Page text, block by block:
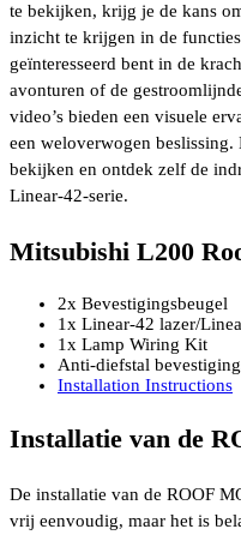
te bekijken, krijg je de kans
inzicht te krijgen in de
geïnteresseerd bent in de
avonturen of de
video’s bieden een visuele
een weloverwogen
bekijken en ontdek zelf de
Linear-42-serie.
Mitsubishi L200
2x Bevestigingsbeugel
1x Linear-42 lazer/
1x Lamp Wiring Kit
Anti-diefstal
Installation Instructions
Installatie van de
De installatie van de ROOF
vrij eenvoudig, maar het is